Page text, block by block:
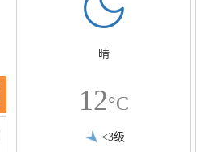
晴
12°C
<3级